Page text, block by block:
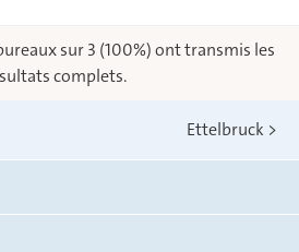
sur 3 (100%) ont transmis les
complets.
Ettelbruck >